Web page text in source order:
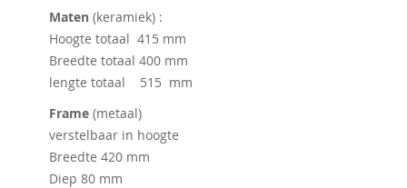
Maten (keramiek) :
Hoogte totaal 415 mm
Breedte totaal 400 mm
lengte totaal 515 mm
Frame (metaal)
verstelbaar in hoogte
Breedte 420 mm
Diep 80 mm